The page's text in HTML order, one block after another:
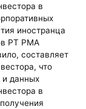
в
иностранца
PT PMA
составляет
что
и данных
в